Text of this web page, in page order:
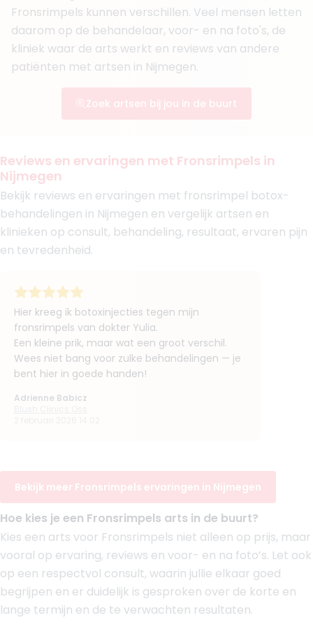
Klinieken
Clinique Bertholet
Bey by Bergman Clinics Den Bosch
Bey by Bergman Clinics Zwolle
Boek consult
Bekijk artsprofiel
BIG-nummer:19935564801
Klinieken
Faceland Nijmegen
Faceland Arnhem
Boek consult
7. Drs. Annemarie van Rosmalen
BIG-nummer:49056555901
FunctieCosmetisch Arts KNMG, Cosmetisch arts
Aantal jaar ervaring18 jaar
Klinieken
(34 reviews)
8. Drs. Dokter Shai
BIG-nummer:79910835501
FunctieCosmetisch Arts KNMG, Cosmetisch arts
Aantal jaar ervaring 9 jaar
Klinieken
Van Rosmalen Kliniek Nijmegen
Van Rosmalen Kliniek Rotterdam
Van Rosmalen Kliniek Den Haag
Fronsrimpels kunnen verschillen. Veel mensen letten
daarom op de behandelaar, voor- en na foto's, de
kliniek waar de arts werkt en reviews van andere
patiënten met artsen in Nijmegen.
Zoek artsen bij jou in de buurt
Reviews en ervaringen met Fronsrimpels in
Nijmegen
Bekijk reviews en ervaringen met fronsrimpel botox-
behandelingen in Nijmegen en vergelijk artsen en
klinieken op consult, behandeling, resultaat, ervaren pijn
en tevredenheid.
Hier kreeg ik botoxinjecties tegen mijn
fronsrimpels van dokter Yulia.
Een kleine prik, maar wat een groot verschil.
Wees niet bang voor zulke behandelingen — je
bent hier in goede handen!
Adrienne Babicz
Bekijk meer Fronsrimpels ervaringen in Nijmegen
Hoe kies je een Fronsrimpels arts in de buurt?
Kies een arts voor Fronsrimpels niet alleen op prijs, maar
vooral op ervaring, reviews en voor- en na foto’s. Let ook
op een respectvol consult, waarin jullie elkaar goed
begrijpen en er duidelijk is gesproken over de korte en
lange termijn en de te verwachten resultaten.